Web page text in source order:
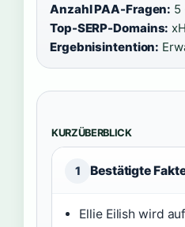
Anzahl PAA-Fragen: 5
Top-SERP-Domains:
Ergebnisintention:
KURZÜBERBLICK
1 Bestätigte
Ellie Eilish wird